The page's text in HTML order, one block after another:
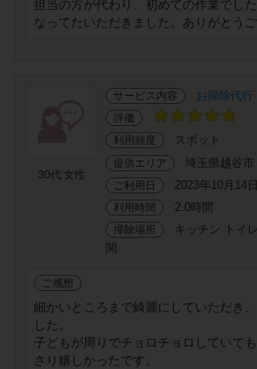
担当の方が代わり、初めての作業でし
なってたいただきました。ありがとうご
30代 女性
サービス内容 お掃除代行
評価
利用頻度
スポット
提供エリア 埼玉県越谷市
ご利用日 2023年10月14
利用時間 2.0時間
掃除場所
キッチン トイ
関
ご感想
細かいところまで綺麗にしていただき
した。
子どもが周りでチョロチョロしていて
さり嬉しかったです。